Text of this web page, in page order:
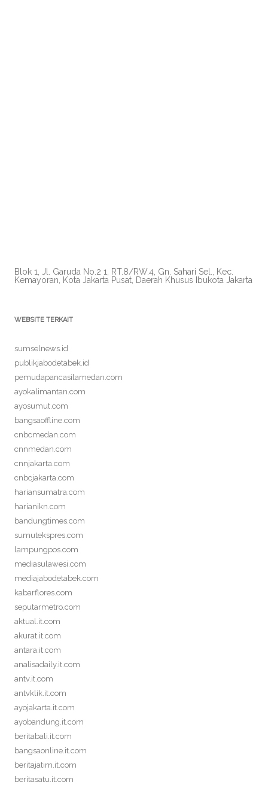
Blok 1, Jl. Garuda No.2 1, RT.8/RW.4, Gn. Sahari Sel., Kec.
Kemayoran, Kota Jakarta Pusat, Daerah Khusus Ibukota Jakarta
WEBSITE TERKAIT
sumselnews.id
publikjabodetabek.id
pemudapancasilamedan.com
ayokalimantan.com
ayosumut.com
bangsaoffline.com
cnbcmedan.com
cnnmedan.com
cnnjakarta.com
cnbcjakarta.com
hariansumatra.com
harianikn.com
bandungtimes.com
sumutekspres.com
lampungpos.com
mediasulawesi.com
mediajabodetabek.com
kabarflores.com
seputarmetro.com
aktual.it.com
akurat.it.com
antara.it.com
analisadaily.it.com
antv.it.com
antvklik.it.com
ayojakarta.it.com
ayobandung.it.com
beritabali.it.com
bangsaonline.it.com
beritajatim.it.com
beritasatu.it.com